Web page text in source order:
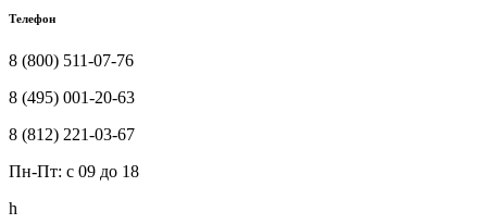
Телефон
8 (800) 511-07-76
8 (495) 001-20-63
8 (812) 221-03-67
Пн-Пт: c 09 до 18
h